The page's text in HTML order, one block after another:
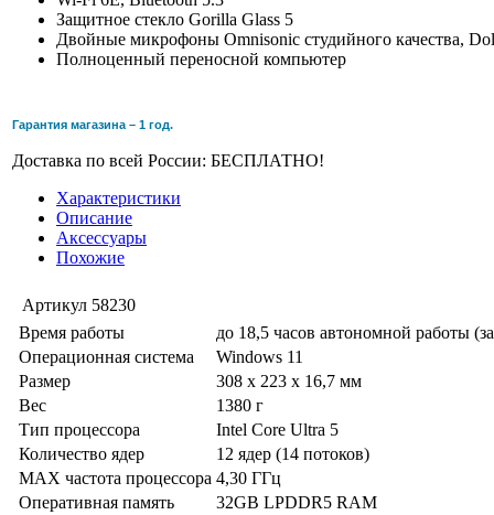
Защитное стекло Gorilla Glass 5
Двойные микрофоны Omnisonic студийного качества,
Полноценный переносной компьютер
Гарантия магазина – 1 год.
Доставка по всей России: БЕСПЛАТНО!
Характеристики
Описание
Аксессуары
Похожие
Артикул 58230
Время работы
до 18,5 часов автономной работы
Операционная система
Windows 11
Размер
308 x 223 x 16,7 мм
Вес
1380 г
Тип процессора
Intel Core Ultra 5
Количество ядер
12 ядер (14 потоков)
MAX частота процессора 4,30 ГГц
Оперативная память
32GB LPDDR5 RAM